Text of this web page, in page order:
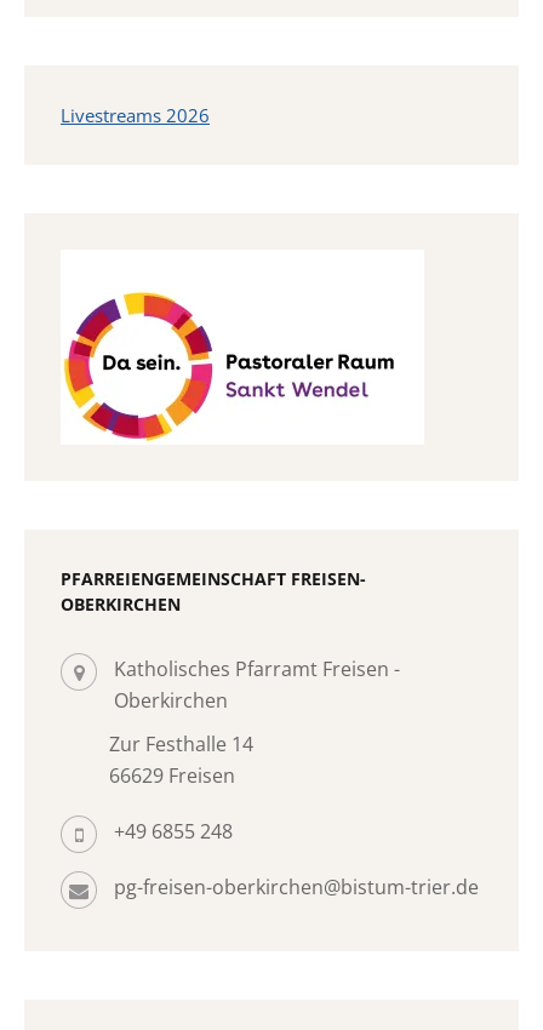
Livestreams 2026
PFARREIENGEMEINSCHAFT FREISEN-
OBERKIRCHEN
Katholisches Pfarramt Freisen -
Oberkirchen
Zur Festhalle 14
66629 Freisen
+49 6855 248
pg-freisen-oberkirchen@bistum-trier.de